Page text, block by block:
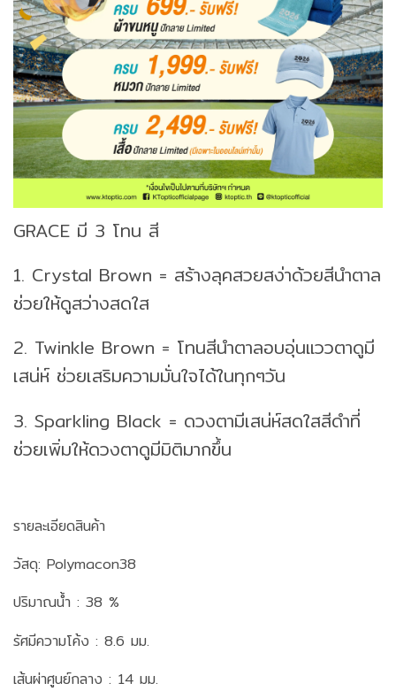
GRACE มี 3 โทน สี
1. Crystal Brown = สร้างลุคสวยสง่าด้วยสีนำตาล
ช่วยให้ดูสว่างสดใส
2. Twinkle Brown = โทนสีนำตาลอบอุ่นแววตาดูมี
เสน่ห์ ช่วยเสริมความมั่นใจได้ในทุกๆวัน
3. Sparkling Black = ดวงตามีเสน่ห์สดใสสีดำที่
ช่วยเพิ่มให้ดวงตาดูมีมิติมากขึ้น
รายละเอียดสินค้า
วัสดุ: Polymacon38
ปริมาณน้ำ : 38 %
รัศมีความโค้ง : 8.6 มม.
เส้นผ่าศูนย์กลาง : 14 มม.